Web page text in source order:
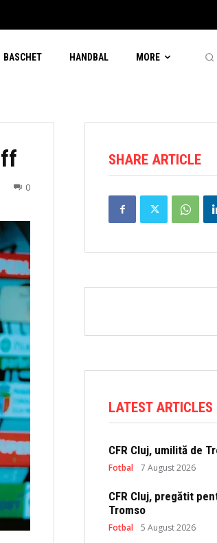
BASCHET HANDBAL MORE
0
SHARE ARTICLE
LATEST ARTICLES
CFR Cluj, umilită de
Fotbal 7 August 2026
CFR Cluj, pregătit
Tromso
Fotbal 5 August 2026